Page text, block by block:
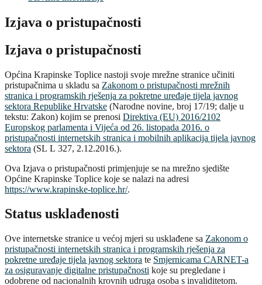
Izjava o pristupačnosti
Izjava o pristupačnosti
Općina Krapinske Toplice nastoji svoje mrežne stranice učiniti
pristupačnima u skladu sa Zakonom o pristupačnosti mrežnih
stranica i programskih rješenja za pokretne uređaje tijela javnog
sektora Republike Hrvatske (Narodne novine, broj 17/19; dalje u
tekstu: Zakon) kojim se prenosi Direktiva (EU) 2016/2102
Europskog parlamenta i Vijeća od 26. listopada 2016. o
pristupačnosti internetskih stranica i mobilnih aplikacija tijela javnog
sektora (SL L 327, 2.12.2016.).
Ova Izjava o pristupačnosti primjenjuje se na mrežno sjedište
Općine Krapinske Toplice koje se nalazi na adresi
https://www.krapinske-toplice.hr/.
Status usklađenosti
Ove internetske stranice u većoj mjeri su usklađene sa Zakonom o
pristupačnosti internetskih stranica i programskih rješenja za
pokretne uređaje tijela javnog sektora te Smjernicama CARNET-a
za osiguravanje digitalne pristupačnosti koje su pregledane i
odobrene od nacionalnih krovnih udruga osoba s invaliditetom.